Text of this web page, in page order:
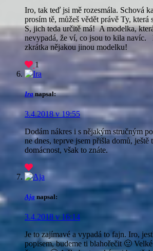
Iro, tak teď jsi mě rozesmála. Schová
prosím tě, můžeš vědět právě Ty, která
S, jich teda určitě má!A modelka,
nevypadá, že ví, co jsou to kila navíc.
zkrátka nějakou jinou modelku!
1
Ira napsal:
3.4.2018 v 19:55
Dodám nákres i s nějakým stručným
ne dnes, teprve jsem přišla domů, ještě
domácnost, však to znáte.
Aja napsal:
3.4.2018 v 16:14
Je to zajímavé a vypadá to fajn. Iro,
popisem, budeme ti blahořečit 🙂